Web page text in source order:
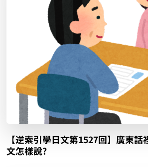
【逆索引學日文第1527回】廣東
文怎樣說?